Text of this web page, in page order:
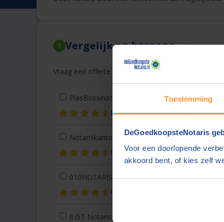
Toestemming
DeGoedkoopsteNotaris
Voor een doorlopende
akkoord bent, of kies zelf
1 Vergelijk en bespaar
Vraag een offerte aan bij een andere notaris in de
PlasBossinade Notarissen Rotterdam (4 km)
8.8 (330 reviews)
Notariskantoor VermeulRotterdam (4 km)
8.8
(232 reviews)
010NOTARISRotterdam (5 km)
8.7
JUST Notarissen